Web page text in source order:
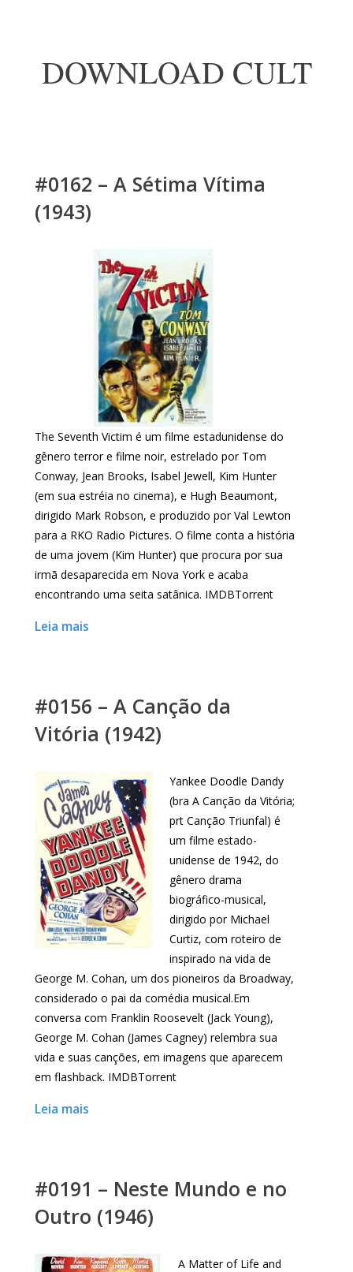
DOWNLOAD CULT
#0162 – A Sétima Vítima
(1943)
The Seventh Victim é um filme estadunidense do
gênero terror e filme noir, estrelado por Tom
Conway, Jean Brooks, Isabel Jewell, Kim Hunter
(em sua estréia no cinema), e Hugh Beaumont,
dirigido Mark Robson, e produzido por Val Lewton
para a RKO Radio Pictures. O filme conta a história
de uma jovem (Kim Hunter) que procura por sua
irmã desaparecida em Nova York e acaba
encontrando uma seita satânica. IMDBTorrent
Leia mais
#0156 – A Canção da
Vitória (1942)
Yankee Doodle Dandy
(bra A Canção da Vitória;
prt Canção Triunfal) é
um filme estado-
unidense de 1942, do
gênero drama
biográfico-musical,
dirigido por Michael
Curtiz, com roteiro de
inspirado na vida de
George M. Cohan, um dos pioneiros da Broadway,
considerado o pai da comédia musical.Em
conversa com Franklin Roosevelt (Jack Young),
George M. Cohan (James Cagney) relembra sua
vida e suas canções, em imagens que aparecem
em flashback. IMDBTorrent
Leia mais
#0191 – Neste Mundo e no
Outro (1946)
A Matter of Life and